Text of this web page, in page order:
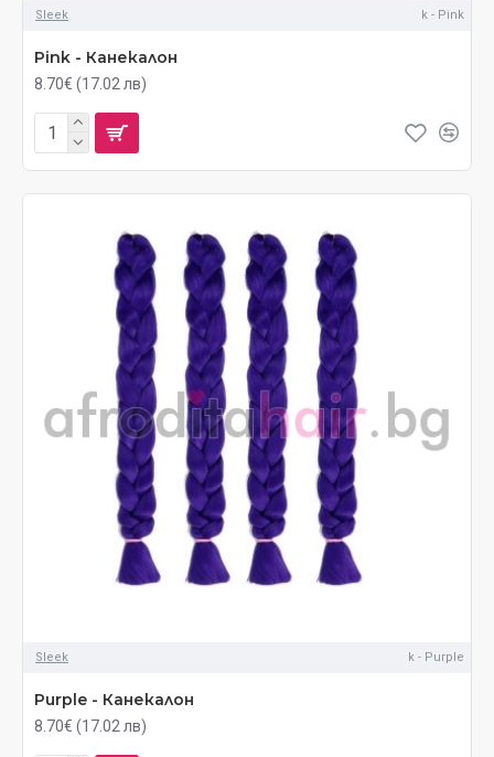
Sleek k - Pink
Pink - Канекалон
8.70€ (17.02 лв)
Sleek k - Purple
Purple - Канекалон
8.70€ (17.02 лв)